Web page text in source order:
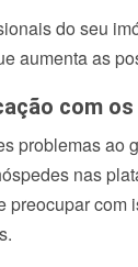
do seu
aumenta as
com
problemas ao
nas
preocupar